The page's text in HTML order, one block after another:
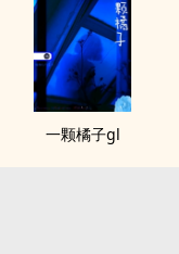
一颗橘子gl